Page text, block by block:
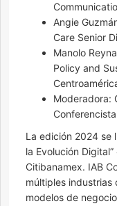
Angie
Care Senior
Manolo
Policy and
Moderadora:
La edición 2024 se
la Evolución
Citibanamex. IAB
múltiples industrias
modelos de